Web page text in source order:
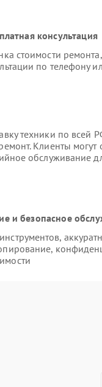
консультация
стоимости
по телефону
техники по всей
Клиенты могут
обслуживание
и безопасное